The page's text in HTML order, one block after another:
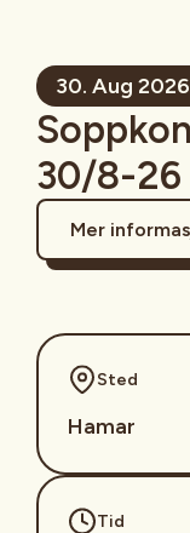
30. Aug 2026
30/8-26
Mer
Sted
Hamar
Tid